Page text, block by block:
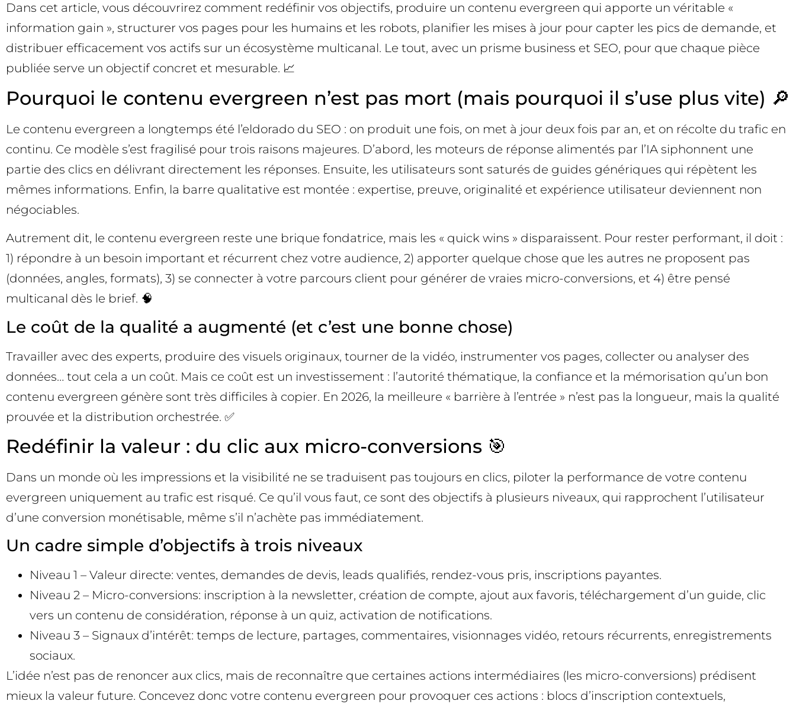
Dans cet article, vous découvrirez comment redéfinir vos objectifs, produire un contenu evergreen qui apporte un véritable «
information gain », structurer vos pages pour les humains et les robots, planifier les mises à jour pour capter les pics de demande, et
distribuer efficacement vos actifs sur un écosystème multicanal. Le tout, avec un prisme business et SEO, pour que chaque pièce
publiée serve un objectif concret et mesurable. 📈
Pourquoi le contenu evergreen n’est pas mort (mais pourquoi il s’use plus vite) 🔎
Le contenu evergreen a longtemps été l’eldorado du SEO : on produit une fois, on met à jour deux fois par an, et on récolte du trafic en
continu. Ce modèle s’est fragilisé pour trois raisons majeures. D’abord, les moteurs de réponse alimentés par l’IA siphonnent une
partie des clics en délivrant directement les réponses. Ensuite, les utilisateurs sont saturés de guides génériques qui répètent les
mêmes informations. Enfin, la barre qualitative est montée : expertise, preuve, originalité et expérience utilisateur deviennent non
négociables.
Autrement dit, le contenu evergreen reste une brique fondatrice, mais les « quick wins » disparaissent. Pour rester performant, il doit :
1) répondre à un besoin important et récurrent chez votre audience, 2) apporter quelque chose que les autres ne proposent pas
(données, angles, formats), 3) se connecter à votre parcours client pour générer de vraies micro-conversions, et 4) être pensé
multicanal dès le brief. 🧠
Le coût de la qualité a augmenté (et c’est une bonne chose)
Travailler avec des experts, produire des visuels originaux, tourner de la vidéo, instrumenter vos pages, collecter ou analyser des
données… tout cela a un coût. Mais ce coût est un investissement : l’autorité thématique, la confiance et la mémorisation qu’un bon
contenu evergreen génère sont très difficiles à copier. En 2026, la meilleure « barrière à l’entrée » n’est pas la longueur, mais la qualité
prouvée et la distribution orchestrée. ✅
Redéfinir la valeur : du clic aux micro-conversions 🎯
Dans un monde où les impressions et la visibilité ne se traduisent pas toujours en clics, piloter la performance de votre contenu
evergreen uniquement au trafic est risqué. Ce qu’il vous faut, ce sont des objectifs à plusieurs niveaux, qui rapprochent l’utilisateur
d’une conversion monétisable, même s’il n’achète pas immédiatement.
Un cadre simple d’objectifs à trois niveaux
Niveau 1 – Valeur directe: ventes, demandes de devis, leads qualifiés, rendez-vous pris, inscriptions payantes.
Niveau 2 – Micro-conversions: inscription à la newsletter, création de compte, ajout aux favoris, téléchargement d’un guide, clic
vers un contenu de considération, réponse à un quiz, activation de notifications.
Niveau 3 – Signaux d’intérêt: temps de lecture, partages, commentaires, visionnages vidéo, retours récurrents, enregistrements
sociaux.
L’idée n’est pas de renoncer aux clics, mais de reconnaître que certaines actions intermédiaires (les micro-conversions) prédisent
mieux la valeur future. Concevez donc votre contenu evergreen pour provoquer ces actions : blocs d’inscription contextuels,